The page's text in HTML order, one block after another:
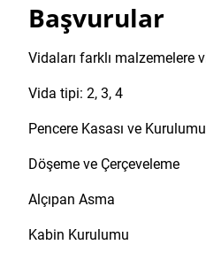
Başvurular
Vidaları farklı malzemelere
Vida tipi: 2, 3, 4
Pencere Kasası ve Kurulumu
Döşeme ve Çerçeveleme
Alçıpan Asma
Kabin Kurulumu